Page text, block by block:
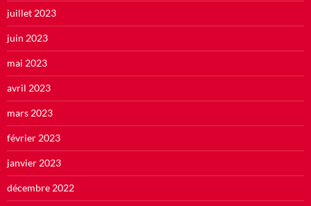
juillet 2023
juin 2023
mai 2023
avril 2023
mars 2023
février 2023
janvier 2023
décembre 2022